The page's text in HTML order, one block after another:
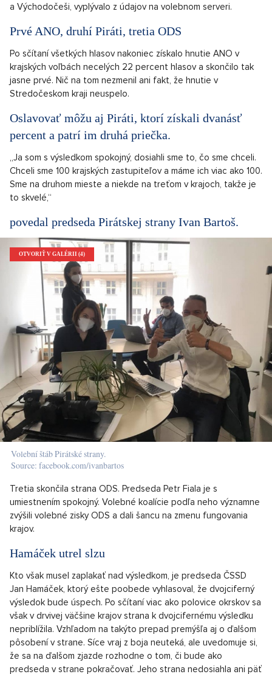
a Východočeši, vyplývalo z údajov na volebnom serveri.
Prvé ANO, druhí Piráti, tretia ODS
Po sčítaní všetkých hlasov nakoniec získalo hnutie ANO v
krajských voľbách necelých 22 percent hlasov a skončilo tak
jasne prvé. Nič na tom nezmenil ani fakt, že hnutie v
Stredočeskom kraji neuspelo.
Oslavovať môžu aj Piráti, ktorí získali dvanásť
percent a patrí im druhá priečka.
„Ja som s výsledkom spokojný, dosiahli sme to, čo sme chceli.
Chceli sme 100 krajských zastupiteľov a máme ich viac ako 100.
Sme na druhom mieste a niekde na treťom v krajoch, takže je
to skvelé,“
povedal predseda Pirátskej strany Ivan Bartoš.
OTVORIŤ V GALÉRII (4)
Volební štáb Pirátské strany.
Source: facebook.com/ivanbartos
Tretia skončila strana ODS. Predseda Petr Fiala je s
umiestnením spokojný. Volebné koalície podľa neho významne
zvýšili volebné zisky ODS a dali šancu na zmenu fungovania
krajov.
Hamáček utrel slzu
Kto však musel zaplakať nad výsledkom, je predseda ČSSD
Jan Hamáček, ktorý ešte poobede vyhlasoval, že dvojciferný
výsledok bude úspech. Po sčítaní viac ako polovice okrskov sa
však v drvivej väčšine krajov strana k dvojcifernému výsledku
nepriblížila. Vzhľadom na takýto prepad premýšľa aj o ďalšom
pôsobení v strane. Síce vraj z boja neuteká, ale uvedomuje si,
že sa na ďalšom zjazde rozhodne o tom, či bude ako
predseda v strane pokračovať. Jeho strana nedosiahla ani päť